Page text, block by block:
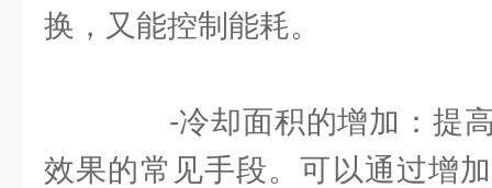
换，又能控制能耗。
-冷却面积的增加：提高
效果的常见手段。可以通过增